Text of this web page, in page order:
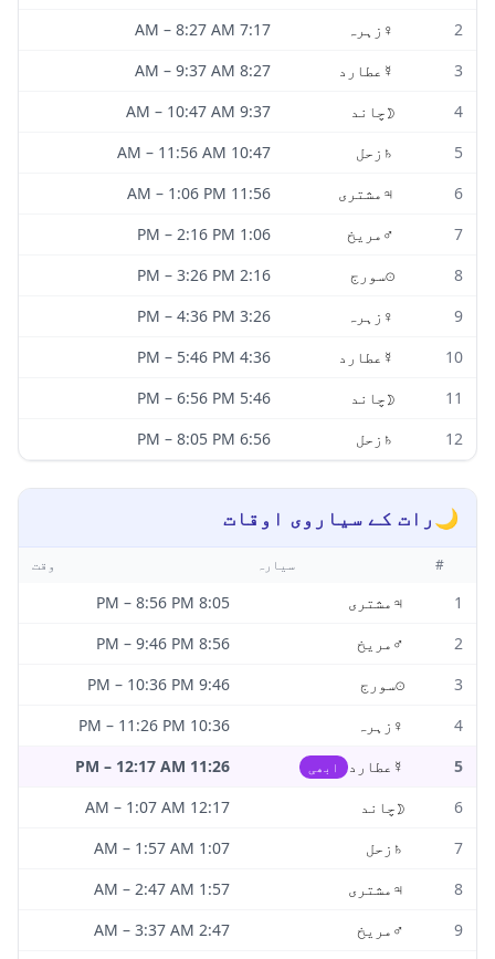
2
♀ زہرہ 7:17 AM
– 8:27 AM
3
☿ عطارد 8:27 AM
– 9:37 AM
4
☽چاند 9:37 AM
– 10:47 AM
5
♄ زحل 10:47 AM
– 11:56 AM
6
♃ مشتری 11:56 AM
– 1:06 PM
7
♂ مریخ 1:06 PM
– 2:16 PM
8
☉سورج 2:16 PM
– 3:26 PM
9
♀ زہرہ 3:26 PM
– 4:36 PM
10
☿ عطارد 4:36 PM
– 5:46 PM
11
☽چاند 5:46 PM
– 6:56 PM
12
♄ زحل 6:56 PM
– 8:05 PM
🌙رات کے سیاروی اوقات
# سیارہ وقت
1
♃ مشتری 8:05 PM
– 8:56 PM
2
♂ مریخ 8:56 PM
– 9:46 PM
3
☉سورج 9:46 PM
– 10:36 PM
4
♀ زہرہ 10:36 PM
– 11:26 PM
5
☿ عطارد ابھی 11:26 PM
– 12:17 AM
6
☽چاند 12:17 AM
– 1:07 AM
7
♄ زحل 1:07 AM
– 1:57 AM
8
♃ مشتری 1:57 AM
– 2:47 AM
9
♂ مریخ 2:47 AM
– 3:37 AM